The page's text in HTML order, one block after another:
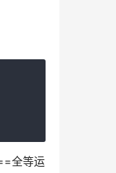
全等运